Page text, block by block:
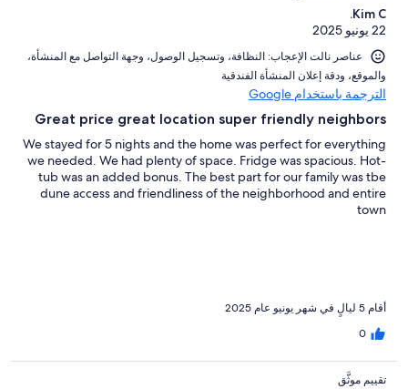
Kim C.
22 يونيو 2025
عناصر نالت الإعجاب: ⁦النظافة⁩، و⁦تسجيل الوصول⁩، و⁦جهة التواصل مع المنشأة⁩،
و⁦الموقع⁩، و⁦دقة إعلان المنشأة الفندقية⁩
الترجمة باستخدام Google
Great price great location super friendly neighbors
We stayed for 5 nights and the home was perfect for everything
we needed. We had plenty of space. Fridge was spacious. Hot-
tub was an added bonus. The best part for our family was tbe
dune access and friendliness of the neighborhood and entire
town
أقام 5 ليالٍ في شهر يونيو عام 2025
0
تقييم موثَّق